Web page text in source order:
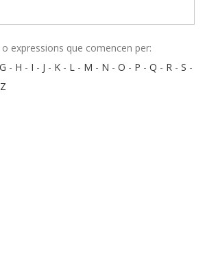
expressions que comencen per:
G - H - I - J - K - L - M - N - O - P - Q - R - S -
Z